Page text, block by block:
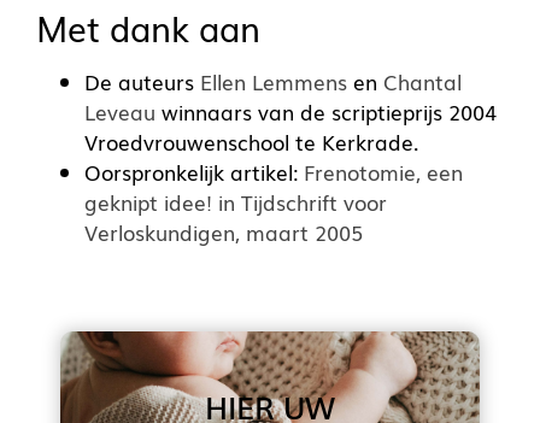
Met dank aan
De auteurs Ellen Lemmens en Chantal
Leveau winnaars van de scriptieprijs 2004
Vroedvrouwenschool te Kerkrade.
Oorspronkelijk artikel: Frenotomie, een
geknipt idee! in Tijdschrift voor
Verloskundigen, maart 2005
HIER UW